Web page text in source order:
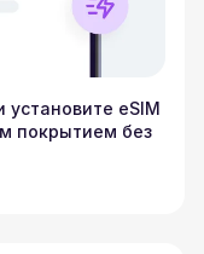
eSIM
покрытием без